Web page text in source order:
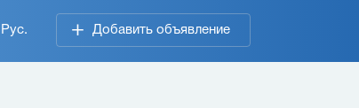
Рус. Добавить объявление